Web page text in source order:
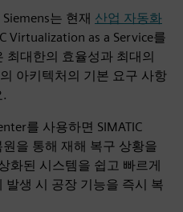
는 현재 산업 자동화
Virtualization as a Service를
최대한의 효율성과 최대의
아키텍처의 기본 요구 사항
를 사용하면 SIMATIC
원을 통해 재해 복구 상황을
화된 시스템을 쉽고 빠르게
발생 시 공장 기능을 즉시 복